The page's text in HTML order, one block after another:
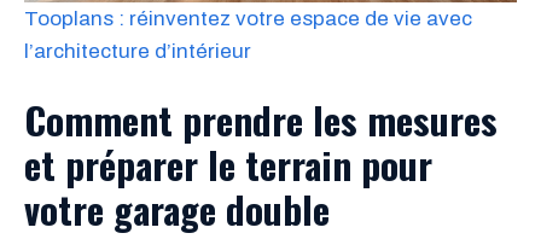
Tooplans : réinventez votre espace de vie avec
l’architecture d’intérieur
Comment prendre les mesures
et préparer le terrain pour
votre garage double